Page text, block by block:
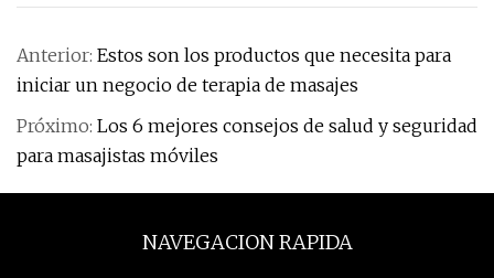
Anterior: Estos son los productos que necesita para
iniciar un negocio de terapia de masajes
Próximo: Los 6 mejores consejos de salud y seguridad
para masajistas móviles
NAVEGACION RAPIDA